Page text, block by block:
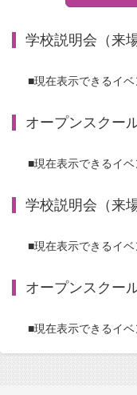
学校説明会（来
■現在表示できるイ
オープンスクー
■現在表示できるイ
学校説明会（来
■現在表示できるイ
オープンスクー
■現在表示できるイ